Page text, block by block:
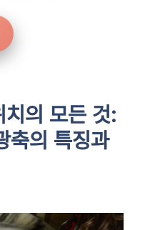
의 모든 것:
축의 특징과